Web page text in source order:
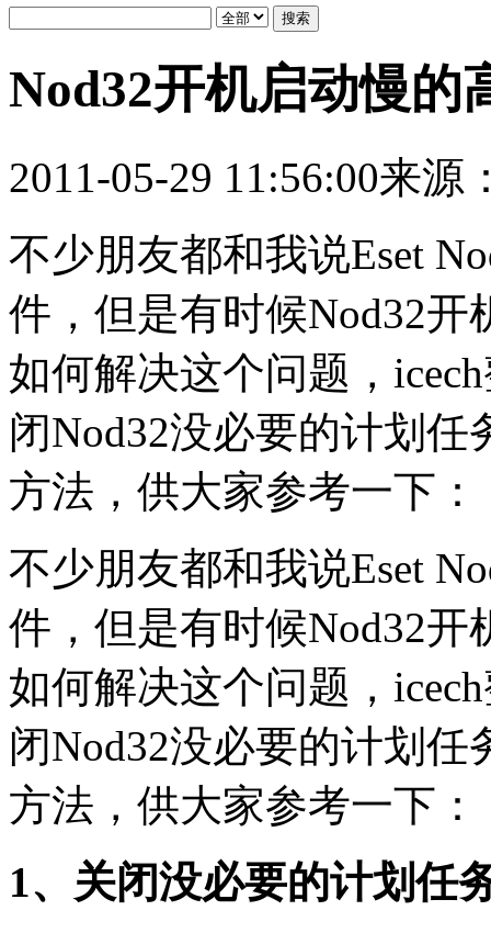
Nod32开机启动慢的
2011-05-29 11:56:00来源
不少朋友都和我说Eset
件，但是有时候Nod32
如何解决这个问题，
闭Nod32没必要的计划
方法，供大家参考一下：
不少朋友都和我说Eset
件，但是有时候Nod32
如何解决这个问题，
闭Nod32没必要的计划
方法，供大家参考一下：
1、关闭没必要的计划任